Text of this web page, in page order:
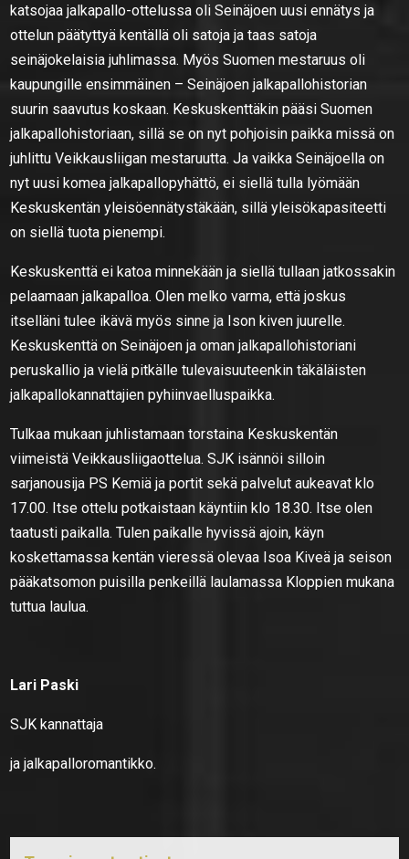
katsojaa jalkapallo-ottelussa oli Seinäjoen uusi ennätys ja
ottelun päätyttyä kentällä oli satoja ja taas satoja
seinäjokelaisia juhlimassa. Myös Suomen mestaruus oli
kaupungille ensimmäinen – Seinäjoen jalkapallohistorian
suurin saavutus koskaan. Keskuskenttäkin pääsi Suomen
jalkapallohistoriaan, sillä se on nyt pohjoisin paikka missä on
juhlittu Veikkausliigan mestaruutta. Ja vaikka Seinäjoella on
nyt uusi komea jalkapallopyhättö, ei siellä tulla lyömään
Keskuskentän yleisöennätystäkään, sillä yleisökapasiteetti
on siellä tuota pienempi.
Keskuskenttä ei katoa minnekään ja siellä tullaan jatkossakin
pelaamaan jalkapalloa. Olen melko varma, että joskus
itselläni tulee ikävä myös sinne ja Ison kiven juurelle.
Keskuskenttä on Seinäjoen ja oman jalkapallohistoriani
peruskallio ja vielä pitkälle tulevaisuuteenkin täkäläisten
jalkapallokannattajien pyhiinvaelluspaikka.
Tulkaa mukaan juhlistamaan torstaina Keskuskentän
viimeistä Veikkausliigaottelua. SJK isännöi silloin
sarjanousija PS Kemiä ja portit sekä palvelut aukeavat klo
17.00. Itse ottelu potkaistaan käyntiin klo 18.30. Itse olen
taatusti paikalla. Tulen paikalle hyvissä ajoin, käyn
koskettamassa kentän vieressä olevaa Isoa Kiveä ja seison
pääkatsomon puisilla penkeillä laulamassa Kloppien mukana
tuttua laulua.
Lari Paski
SJK kannattaja
ja jalkapalloromantikko.